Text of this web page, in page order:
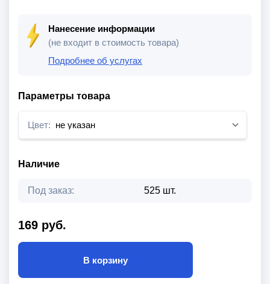
Нанесение информации
(не входит в стоимость товара)
Подробнее об услугах
Параметры товара
Цвет: не указан
Наличие
Под заказ: 525 шт.
169 руб.
В корзину